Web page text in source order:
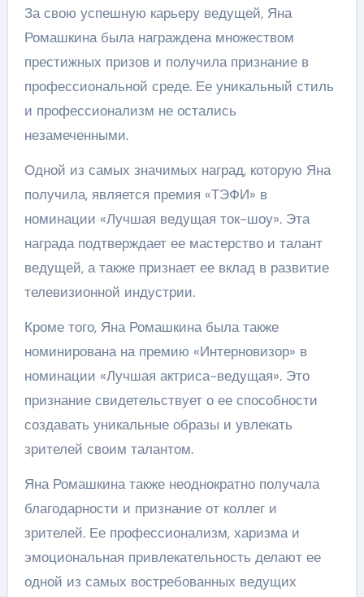
За свою успешную карьеру ведущей, Яна
Ромашкина была награждена множеством
престижных призов и получила признание в
профессиональной среде. Ее уникальный стиль
и профессионализм не остались
незамеченными.
Одной из самых значимых наград, которую Яна
получила, является премия «ТЭФИ» в
номинации «Лучшая ведущая ток-шоу». Эта
награда подтверждает ее мастерство и талант
ведущей, а также признает ее вклад в развитие
телевизионной индустрии.
Кроме того, Яна Ромашкина была также
номинирована на премию «Интерновизор» в
номинации «Лучшая актриса-ведущая». Это
признание свидетельствует о ее способности
создавать уникальные образы и увлекать
зрителей своим талантом.
Яна Ромашкина также неоднократно получала
благодарности и признание от коллег и
зрителей. Ее профессионализм, харизма и
эмоциональная привлекательность делают ее
одной из самых востребованных ведущих